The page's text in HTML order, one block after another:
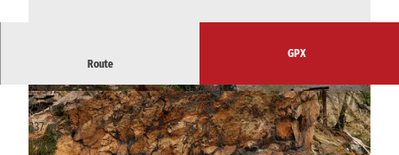
© Alrun Flechsig
© Anne Seltmann / STAATSBETRIEB SACHSE
NFORST Nationalparkverwaltung Sächsische Sc
hweiz, Tourismusverband Sächsische Schweiz
Route
GPX
2:55 h
9,34 km
254 m
257 m
337 m
511 m
174 m